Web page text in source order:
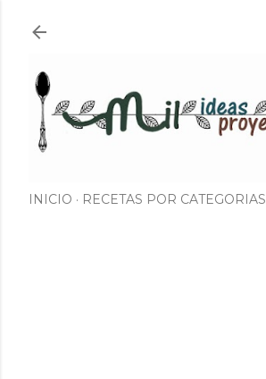
INICIO RECETAS POR CATEGORIAS